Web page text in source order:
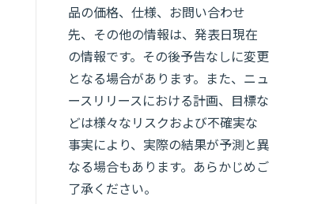
品の価格、仕様、お問い合わせ
先、その他の情報は、発表日現在
の情報です。その後予告なしに変更
となる場合があります。また、ニュ
ースリリースにおける計画、目標な
どは様々なリスクおよび不確実な
事実により、実際の結果が予測と異
なる場合もあります。あらかじめご
了承ください。